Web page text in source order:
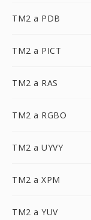
TM2 a PDB
TM2 a PICT
TM2 a RAS
TM2 a RGBO
TM2 a UYVY
TM2 a XPM
TM2 a YUV